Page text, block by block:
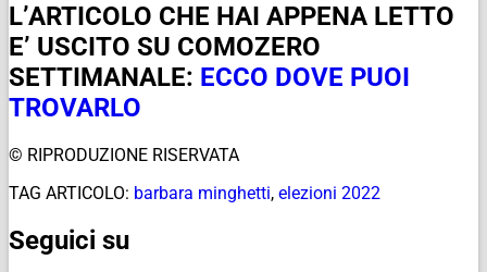
L’ARTICOLO CHE HAI APPENA LETTO
E’ USCITO SU COMOZERO
SETTIMANALE: ECCO DOVE PUOI
TROVARLO
© RIPRODUZIONE RISERVATA
TAG ARTICOLO: barbara minghetti, elezioni 2022
Seguici su